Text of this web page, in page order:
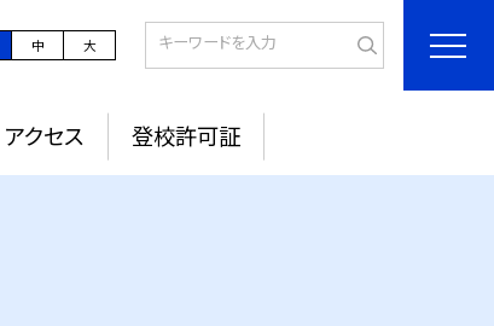
中 大
アクセス 登校許可証